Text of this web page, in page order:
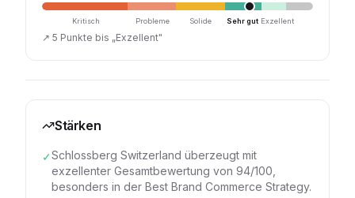
Kritisch Probleme Solide Sehr gut Exzellent
↗ 5 Punkte bis „Exzellent"
Stärken
✓Schlossberg Switzerland überzeugt mit
exzellenter Gesamtbewertung von 94/100,
besonders in der Best Brand Commerce Strategy.